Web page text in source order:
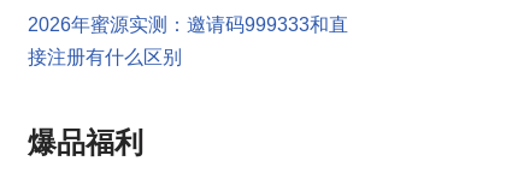
2026年蜜源实测：邀请码999333和直
接注册有什么区别
爆品福利